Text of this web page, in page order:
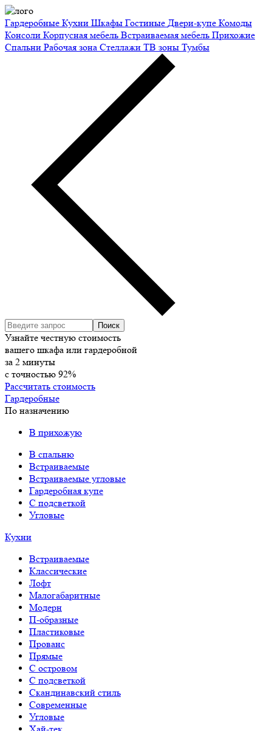
Гардеробные Кухни Шкафы Гостиные Двери-купе Комоды
Консоли Корпусная мебель Встраиваемая мебель Прихожие
Спальни Рабочая зона Стеллажи ТВ зоны Тумбы
Узнайте честную стоимость
вашего шкафа или гардеробной
за 2 минуты
с точностью 92%
Рассчитать стоимость
Гардеробные
По назначению
В прихожую
В спальню
Встраиваемые
Встраиваемые угловые
Гардеробная купе
С подсветкой
Угловые
Кухни
Встраиваемые
Классические
Лофт
Малогабаритные
Модерн
П-образные
Пластиковые
Прованс
Прямые
С островом
С подсветкой
Скандинавский стиль
Современные
Угловые